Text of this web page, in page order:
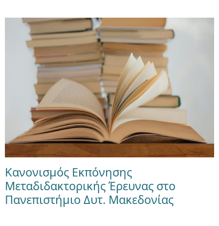
Κανονισμός Εκπόνησης
Μεταδιδακτορικής Έρευνας στο
Πανεπιστήμιο Δυτ. Μακεδονίας